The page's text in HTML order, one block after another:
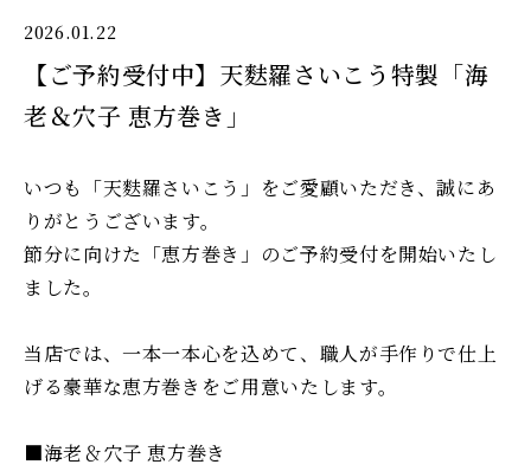
2026.01.22
【ご予約受付中】天麩羅さいこう特製「海
老＆穴子 恵方巻き」
いつも「天麩羅さいこう」をご愛顧いただき、誠にあ
りがとうございます。
節分に向けた「恵方巻き」のご予約受付を開始いたし
ました。
当店では、一本一本心を込めて、職人が手作りで仕上
げる豪華な恵方巻きをご用意いたします。
■海老＆穴子 恵方巻き